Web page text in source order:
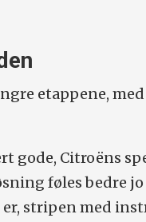
etappene,
gode, Citroëns
føles bedre jo
stripen med